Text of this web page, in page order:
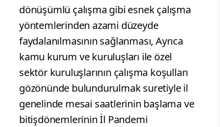
dönüşümlü çalışma gibi esnek çalışma
yöntemlerinden azami düzeyde
faydalanılmasının sağlanması, Ayrıca
kamu kurum ve kuruluşları ile özel
sektör kuruluşlarının çalışma koşulları
gözönünde bulundurulmak suretiyle il
genelinde mesai saatlerinin başlama ve
bitişdönemlerinin İl Pandemi